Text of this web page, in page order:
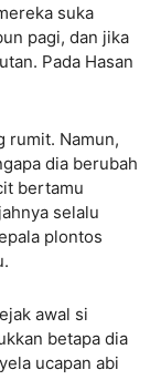
suka
pagi, dan jika
Pada Hasan
rumit. Namun,
dia berubah
bertamu
selalu
plontos
awal si
betapa dia
ucapan abi